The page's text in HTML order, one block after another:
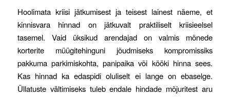
Hoolimata kriisi jätkumisest ja teisest lainest näeme, et
kinnisvara hinnad on jätkuvalt praktiliselt kriisieelsel
tasemel. Vaid üksikud arendajad on valmis mõnede
korterite müügitehinguni jõudmiseks kompromissiks
pakkuma parkimiskohta, panipaika või kööki hinna sees.
Kas hinnad ka edaspidi oluliselt ei lange on ebaselge.
Üllatuste vältimiseks tuleb endale hindade mõjuritest aru